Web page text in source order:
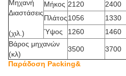
Μηχανή
Διαστάσεις
(χιλ.)
Μήκος 2120 2400
Πλάτος1056 1330
Ύψος
1260 1460
Βάρος μηχανών
(κλ)
3500 3700
Παράδοση Packing&